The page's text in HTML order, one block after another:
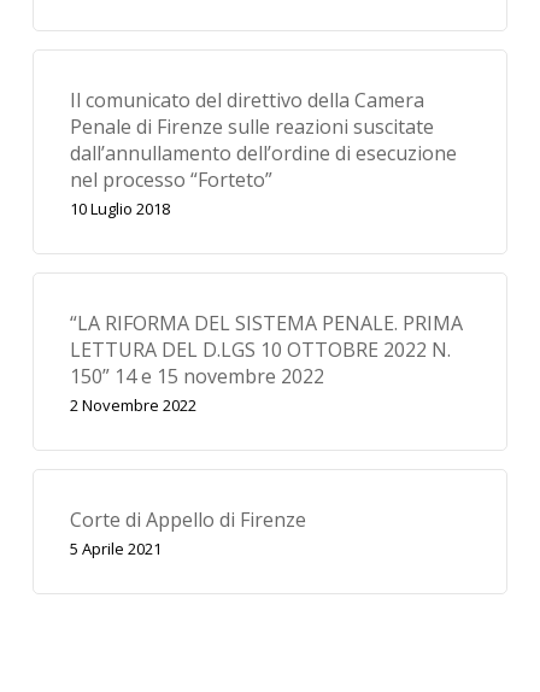
Il comunicato del direttivo della Camera
Penale di Firenze sulle reazioni suscitate
dall’annullamento dell’ordine di esecuzione
nel processo “Forteto”
10 Luglio 2018
“LA RIFORMA DEL SISTEMA PENALE. PRIMA
LETTURA DEL D.LGS 10 OTTOBRE 2022 N.
150” 14 e 15 novembre 2022
2 Novembre 2022
Corte di Appello di Firenze
5 Aprile 2021